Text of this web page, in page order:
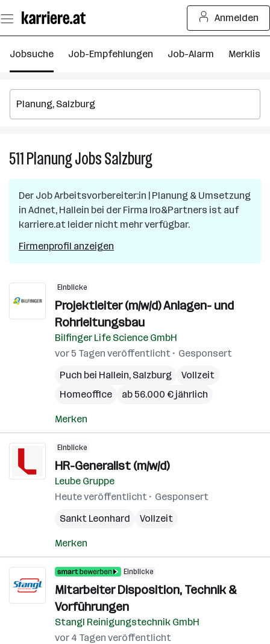
Seiteninhalt
springen
Anmelden
Jobsuche Job-Empfehlungen Job-Alarm Merkliste
511PlanungJobsSalzburg511
Planung
in
Salzburg
Der JobArbeitsvorbereiter:in | Planung & Umsetzung
in Adnet, Hallein bei der Firma Iro&Partners ist auf
karriere.at leider nicht mehr verfügbar.
Firmenprofil anzeigen
Einblicke
Projektleiter (m/w/d) Anlagen- und
Rohrleitungsbau
Bilfinger Life Science GmbH
vor 5 Tagen veröffentlicht
Gesponsert
Puch bei Hallein, Salzburg
Vollzeit
Homeoffice
ab 56.000 € jährlich
Merken
Einblicke
HR-Generalist (m/w/d)
Leube Gruppe
Heute veröffentlicht
Gesponsert
Sankt Leonhard
Vollzeit
Merken
Einblicke
Mitarbeiter Disposition, Technik &
Vorführungen
Stangl Reinigungstechnik GmbH
vor 4 Tagen veröffentlicht